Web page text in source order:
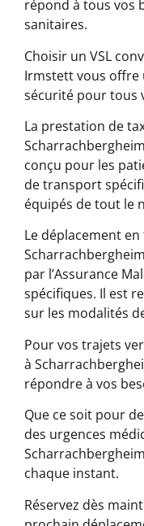
répond à tous vos
sanitaires.
Choisir un VSL
Irmstett vous offre
sécurité pour tous
La prestation de
conçu pour les
de transport
équipés de tout le
Le déplacement
par l’Assurance
spécifiques. Il est
sur les modalités
Pour vos trajets
à
répondre à vos
Que ce soit pour
des urgences
chaque instant.
Réservez dès